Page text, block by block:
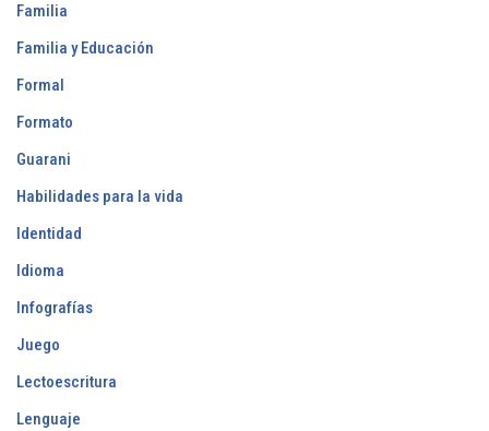
Familia
Familia y Educación
Formal
Formato
Guarani
Habilidades para la vida
Identidad
Idioma
Infografías
Juego
Lectoescritura
Lenguaje